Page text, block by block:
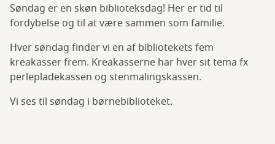
Søndag er en skøn biblioteksdag! Her er tid til
fordybelse og til at være sammen som familie.
Hver søndag finder vi en af bibliotekets fem
kreakasser frem. Kreakasserne har hver sit tema fx
perlepladekassen og stenmalingskassen.
Vi ses til søndag i børnebiblioteket.